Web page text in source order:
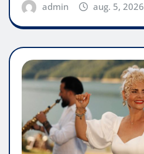
admin aug. 5, 2026